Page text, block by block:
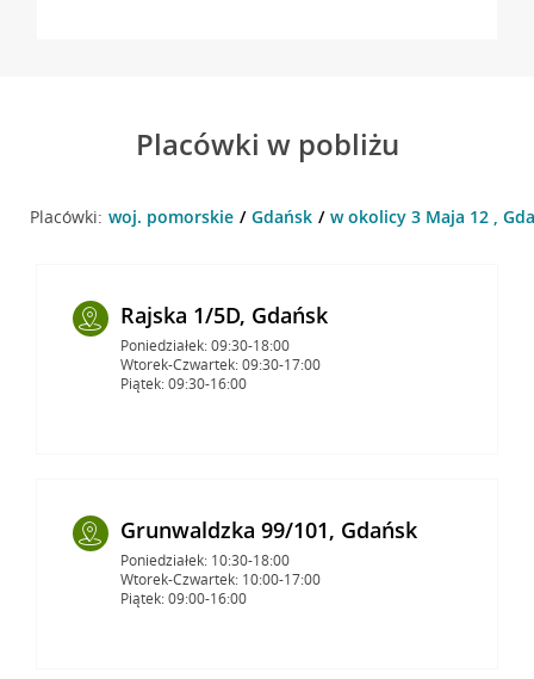
Placówki w pobliżu
Placówki: woj. pomorskie Gdańsk w okolicy 3 Maja 12 ,
Rajska 1/5D, Gdańsk
Poniedziałek: 09:30-18:00
Wtorek-Czwartek: 09:30-17:00
Piątek: 09:30-16:00
Grunwaldzka 99/101, Gdańsk
Poniedziałek: 10:30-18:00
Wtorek-Czwartek: 10:00-17:00
Piątek: 09:00-16:00